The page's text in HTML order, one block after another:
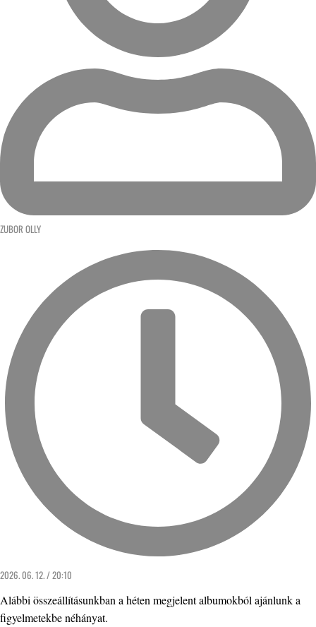
ZUBOR OLLY
2026. 06. 12. / 20:10
Alábbi összeállításunkban a héten megjelent albumokból ajánlunk a
figyelmetekbe néhányat.